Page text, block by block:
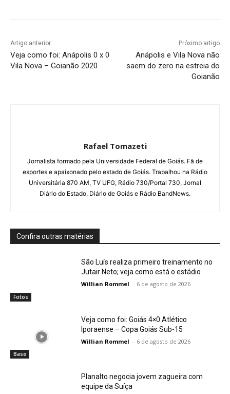
Artigo anterior
Veja como foi: Anápolis 0 x 0
Vila Nova – Goianão 2020
Próximo artigo
Anápolis e Vila Nova não
saem do zero na estreia do
Goianão
Rafael Tomazeti
Jornalista formado pela Universidade Federal de Goiás. Fã de
esportes e apaixonado pelo estado de Goiás. Trabalhou na Rádio
Universitária 870 AM, TV UFG, Rádio 730/Portal 730, Jornal
Diário do Estado, Diário de Goiás e Rádio BandNews.
Confira outras matérias
Fotos
São Luís realiza primeiro treinamento no
Jutair Neto; veja como está o estádio
Willian Rommel - 6 de agosto de 2026
Base
Veja como foi: Goiás 4×0 Atlético
Iporaense – Copa Goiás Sub-15
Willian Rommel - 6 de agosto de 2026
Planalto negocia jovem zagueira com
equipe da Suíça